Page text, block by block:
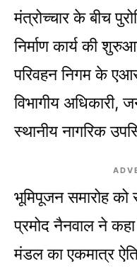
मंत्रोच्चार के बीच
निर्माण कार्य की
परिवहन निगम के
विभागीय अधिकारी,
स्थानीय नागरिक
भूमिपूजन समारोह को
प्रमोद नैनवाल ने
मंडल का एकमात्र